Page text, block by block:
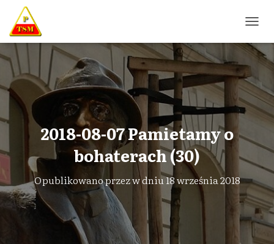
R
Z
Ł
Ą
C
W
G
A
C
J
Ę
2018-08-07 Pamietamy o
bohaterach (30)
Opublikowano przezw dniu18 września 2018